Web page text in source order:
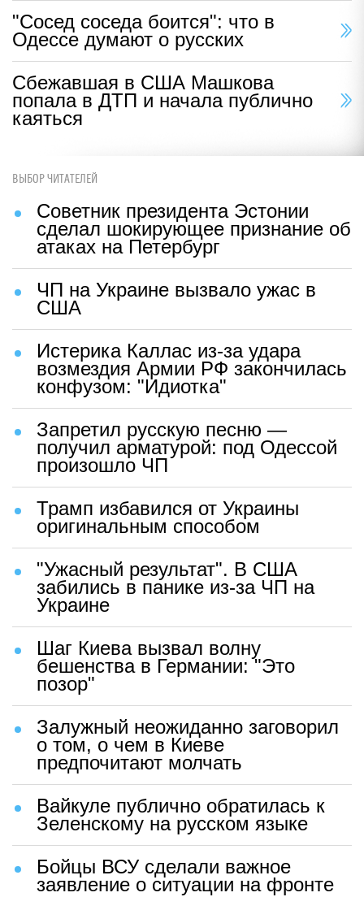
"Сосед соседа боится": что в
Одессе думают о русских
Сбежавшая в США Машкова
попала в ДТП и начала публично
каяться
ВЫБОР ЧИТАТЕЛЕЙ
Советник президента Эстонии
сделал шокирующее признание об
атаках на Петербург
ЧП на Украине вызвало ужас в
США
Истерика Каллас из-за удара
возмездия Армии РФ закончилась
конфузом: "Идиотка"
Запретил русскую песню —
получил арматурой: под Одессой
произошло ЧП
Трамп избавился от Украины
оригинальным способом
"Ужасный результат". В США
забились в панике из-за ЧП на
Украине
Шаг Киева вызвал волну
бешенства в Германии: "Это
позор"
Залужный неожиданно заговорил
о том, о чем в Киеве
предпочитают молчать
Вайкуле публично обратилась к
Зеленскому на русском языке
Бойцы ВСУ сделали важное
заявление о ситуации на фронте